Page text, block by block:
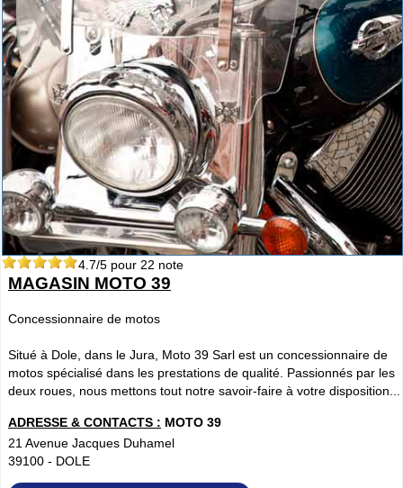
4.7/5 pour 22 note
MAGASIN MOTO 39
Concessionnaire de motos
Situé à Dole, dans le Jura, Moto 39 Sarl est un concessionnaire de
motos spécialisé dans les prestations de qualité. Passionnés par les
deux roues, nous mettons tout notre savoir-faire à votre disposition...
ADRESSE & CONTACTS : MOTO 39
21 Avenue Jacques Duhamel
39100 - DOLE